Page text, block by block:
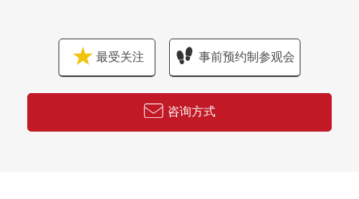
最受关注 事前预约制参观会
咨询方式